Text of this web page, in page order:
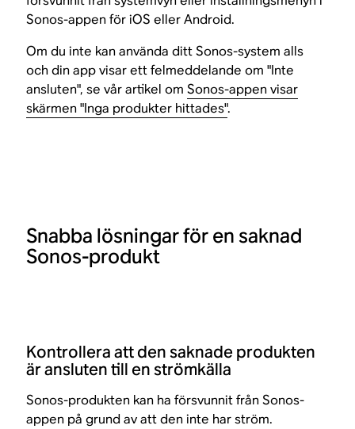
Sonos-appen för iOS eller Android.
Om du inte kan använda ditt Sonos-system alls
och din app visar ett felmeddelande om "Inte
ansluten", se vår artikel omSonos-appen visar
skärmen "Inga produkter hittades".
Snabba lösningar för en saknad
Sonos-produkt
Kontrollera att den saknade produkten
är ansluten till en strömkälla
Sonos-produkten kan ha försvunnit från Sonos-
appen på grund av att den inte har ström.